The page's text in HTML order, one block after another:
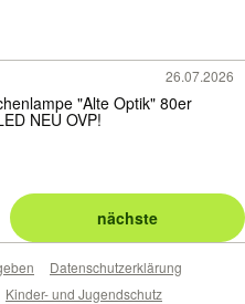
26.07.2026
"Alte Optik" 80er
NEU OVP!
nächste
Datenschutzerklärung
Kinder- und Jugendschutz